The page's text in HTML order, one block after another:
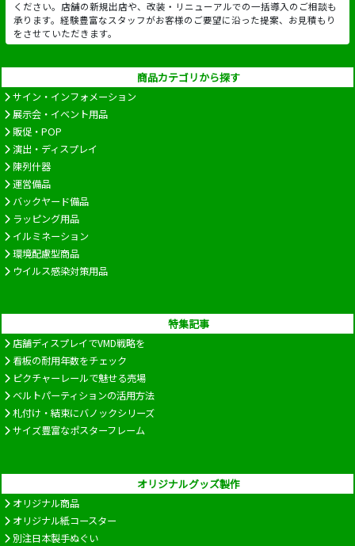
ください。店舗の新規出店や、改装・リニューアルでの一括導入のご相談も
承ります。経験豊富なスタッフがお客様のご要望に沿った提案、お見積もり
をさせていただきます。
商品カテゴリから探す
サイン・インフォメーション
展示会・イベント用品
販促・POP
演出・ディスプレイ
陳列什器
運営備品
バックヤード備品
ラッピング用品
イルミネーション
環境配慮型商品
ウイルス感染対策用品
特集記事
店舗ディスプレイでVMD戦略を
看板の耐用年数をチェック
ピクチャーレールで魅せる売場
ベルトパーティションの活用方法
札付け・結束にバノックシリーズ
サイズ豊富なポスターフレーム
オリジナルグッズ製作
オリジナル商品
オリジナル紙コースター
別注日本製手ぬぐい